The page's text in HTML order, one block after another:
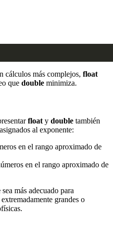
cálculos más complejos, float
que double minimiza.
floaty double también
al exponente:
en el rango aproximado de
en el rango aproximado de
sea más adecuado para
grandes o